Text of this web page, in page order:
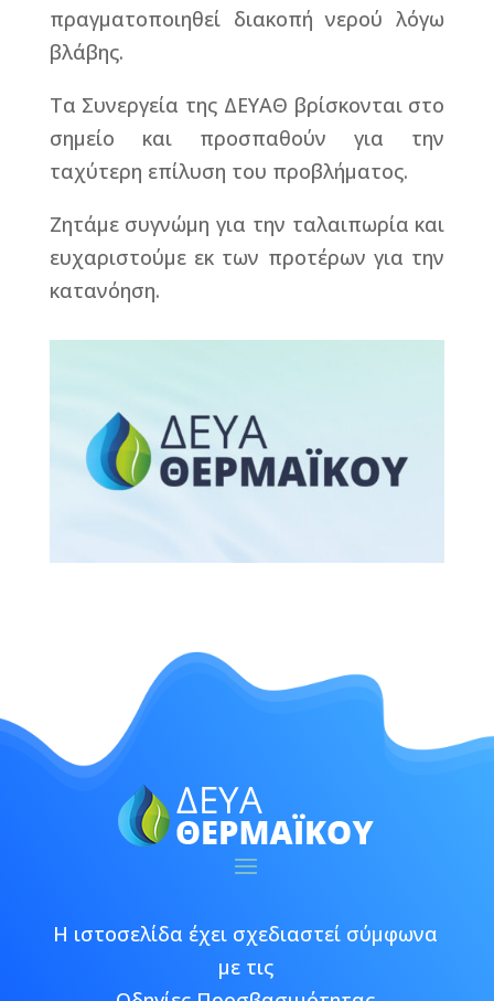
πραγματοποιηθεί διακοπή νερού λόγω
βλάβης.
Τα Συνεργεία της ΔΕΥΑΘ βρίσκονται στο
σημείο και προσπαθούν για την
ταχύτερη επίλυση του προβλήματος.
Ζητάμε συγνώμη για την ταλαιπωρία και
ευχαριστούμε εκ των προτέρων για την
κατανόηση.
Η ιστοσελίδα έχει σχεδιαστεί σύμφωνα
με τις